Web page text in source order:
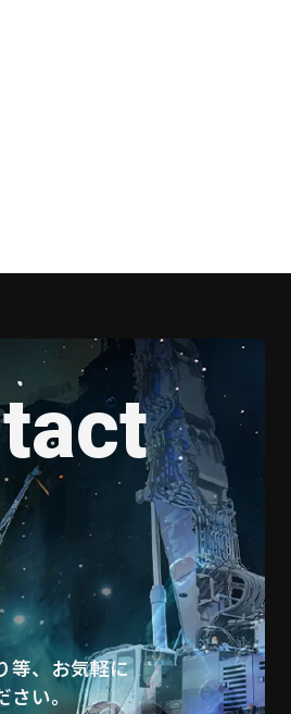
等、お気軽に
さい。